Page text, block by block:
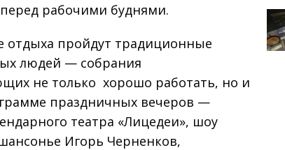
рабочими буднями.
отдыха пройдут традиционные
людей — собрания
не только хорошо работать, но и
праздничных вечеров —
театра «Лицедеи», шоу
Игорь Черненков,